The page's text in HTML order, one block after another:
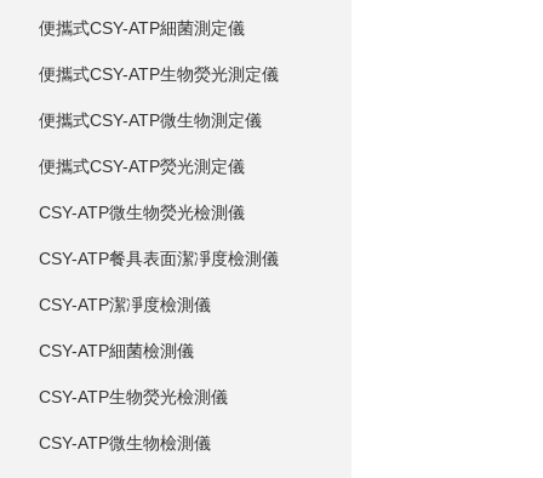
便攜式CSY-ATP細菌測定儀
便攜式CSY-ATP生物熒光測定儀
便攜式CSY-ATP微生物測定儀
便攜式CSY-ATP熒光測定儀
CSY-ATP微生物熒光檢測儀
CSY-ATP餐具表面潔凈度檢測儀
CSY-ATP潔凈度檢測儀
CSY-ATP細菌檢測儀
CSY-ATP生物熒光檢測儀
CSY-ATP微生物檢測儀